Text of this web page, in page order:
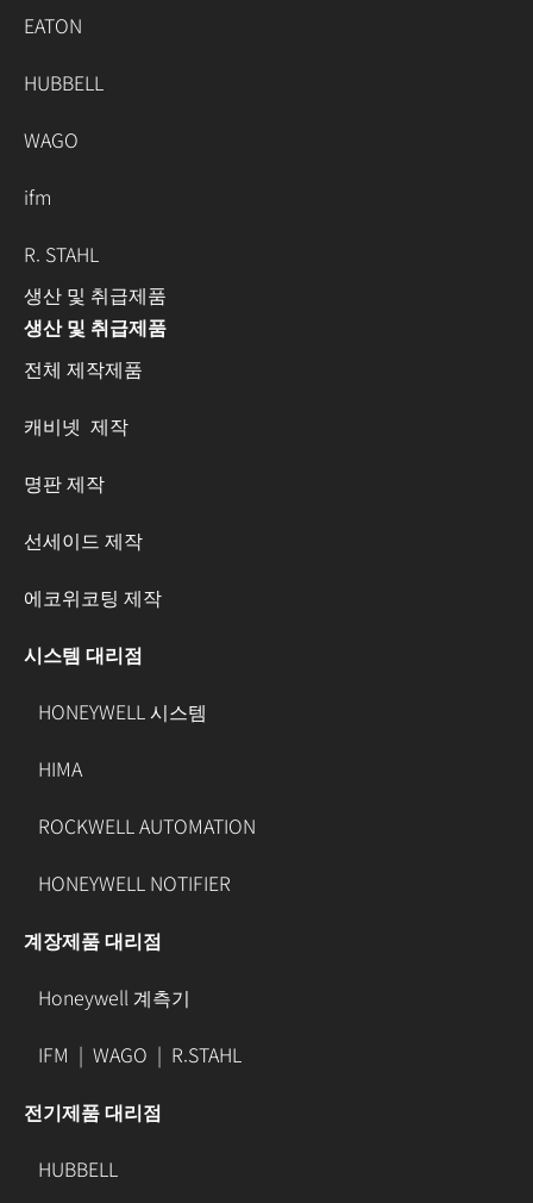
EATON
HUBBELL
WAGO
ifm
R. STAHL
생산 및 취급제품
생산 및 취급제품
전체 제작제품
캐비넷 제작
명판 제작
선세이드 제작
에코위코팅 제작
시스템 대리점
HONEYWELL 시스템
HIMA
ROCKWELL AUTOMATION
HONEYWELL NOTIFIER
계장제품 대리점
Honeywell 계측기
IFM | WAGO | R.STAHL
전기제품 대리점
HUBBELL